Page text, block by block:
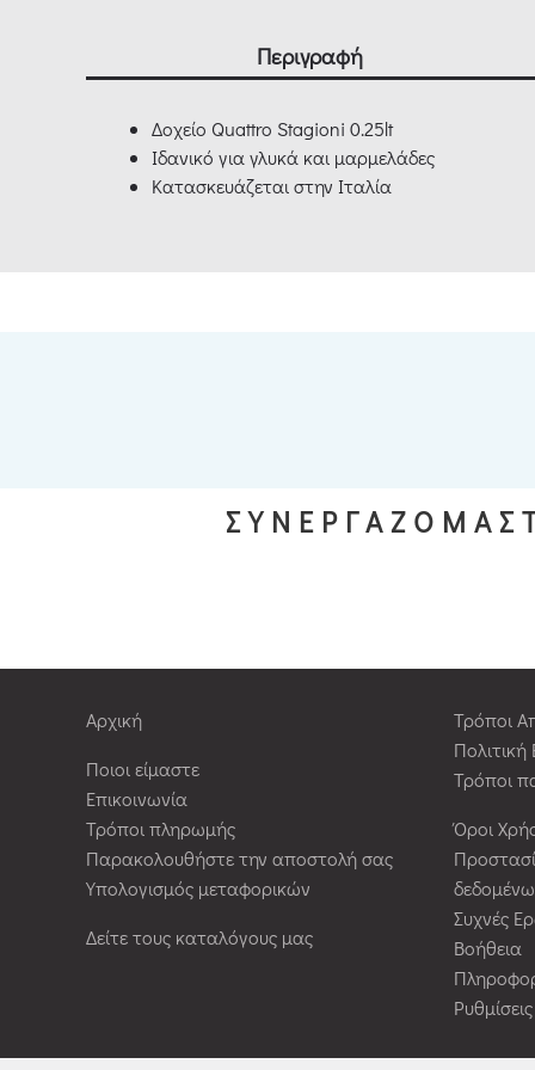
Περιγραφή
Δοχείο Quattro Stagioni 0.25lt
Ιδανικό για γλυκά και μαρμελάδες
Κατασκευάζεται στην Ιταλία
Αρχική
Ποιοι είμαστε
Επικοινωνία
Τρόποι πληρωμής
Παρακολουθήστε την αποστολή σας
Υπολογισμός μεταφορικών
Δείτε τους καταλόγους μας
Τρόποι
Τρόποι
Όροι
Συχνές
Βοήθεια